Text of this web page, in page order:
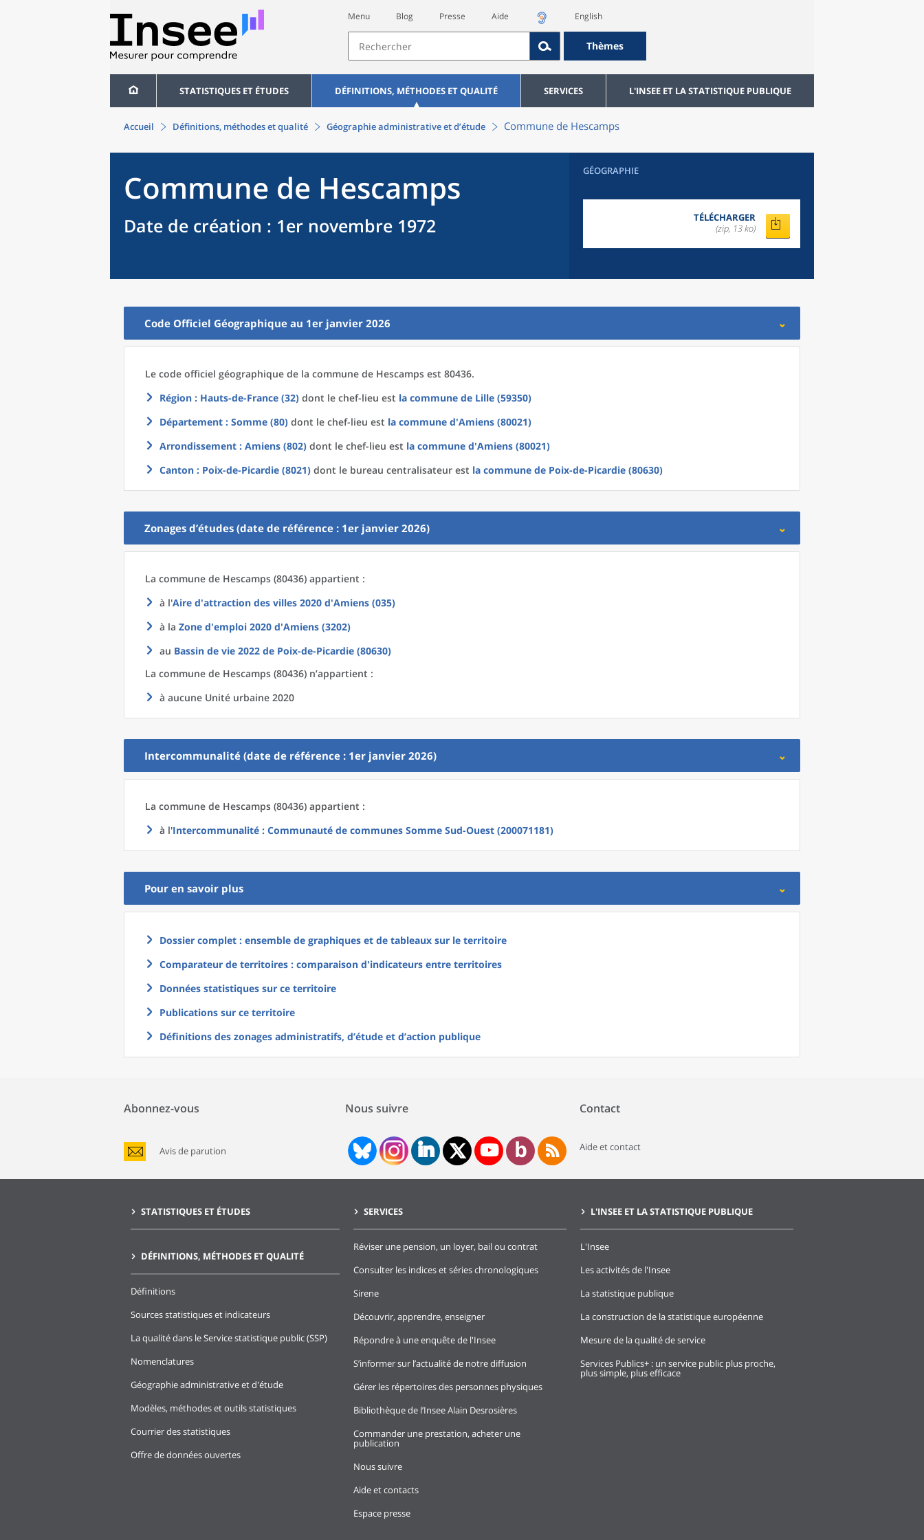
Menu Blog Presse Aide English
Thèmes
STATISTIQUES ET ÉTUDES DÉFINITIONS, MÉTHODES ET QUALITÉ SERVICES L'INSEE ET LA STATISTIQUE PUBLIQUE
Accueil Définitions, méthodes et qualité Géographie administrative et d’étude Commune de Hescamps
Commune de Hescamps
Date de création : 1er novembre 1972
GÉOGRAPHIE
TÉLÉCHARGER
(zip, 13 ko)
Code Officiel Géographique au 1er janvier 2026
Le code officiel géographique de la commune de Hescamps est 80436.
Région : Hauts-de-France (32) dont le chef-lieu est la commune de Lille (59350)
Département : Somme (80) dont le chef-lieu est la commune d'Amiens (80021)
Arrondissement : Amiens (802) dont le chef-lieu est la commune d'Amiens (80021)
Canton : Poix-de-Picardie (8021) dont le bureau centralisateur est la commune de Poix-de-Picardie (80630)
Zonages d’études (date de référence : 1er janvier 2026)
La commune de Hescamps (80436) appartient :
à l'Aire d'attraction des villes 2020 d'Amiens (035)
à la Zone d'emploi 2020 d'Amiens (3202)
au Bassin de vie 2022 de Poix-de-Picardie (80630)
La commune de Hescamps (80436) n’appartient :
à aucune Unité urbaine 2020
Intercommunalité (date de référence : 1er janvier 2026)
La commune de Hescamps (80436) appartient :
à l'Intercommunalité : Communauté de communes Somme Sud-Ouest (200071181)
Pour en savoir plus
Dossier complet : ensemble de graphiques et de tableaux sur le territoire
Comparateur de territoires : comparaison d'indicateurs entre territoires
Données statistiques sur ce territoire
Publications sur ce territoire
Définitions des zonages administratifs, d’étude et d’action publique
Abonnez-vous
Avis de parution
Nous suivre Contact
Aide et contact
STATISTIQUES ET ÉTUDES
DÉFINITIONS, MÉTHODES ET QUALITÉ
Définitions
Sources statistiques et indicateurs
La qualité dans le Service statistique public (SSP)
Nomenclatures
Géographie administrative et d'étude
Modèles, méthodes et outils statistiques
Courrier des statistiques
Offre de données ouvertes
SERVICES
Réviser une pension, un loyer, bail ou contrat
Consulter les indices et séries chronologiques
Sirene
Découvrir, apprendre, enseigner
Répondre à une enquête de l'Insee
S’informer sur l’actualité de notre diffusion
Gérer les répertoires des personnes physiques
Bibliothèque de l’Insee Alain Desrosières
Commander une prestation, acheter une
publication
Nous suivre
Aide et contacts
Espace presse
L'INSEE ET LA STATISTIQUE PUBLIQUE
L'Insee
Les activités de l'Insee
La statistique publique
La construction de la statistique européenne
Mesure de la qualité de service
Services Publics+ : un service public plus proche,
plus simple, plus efficace